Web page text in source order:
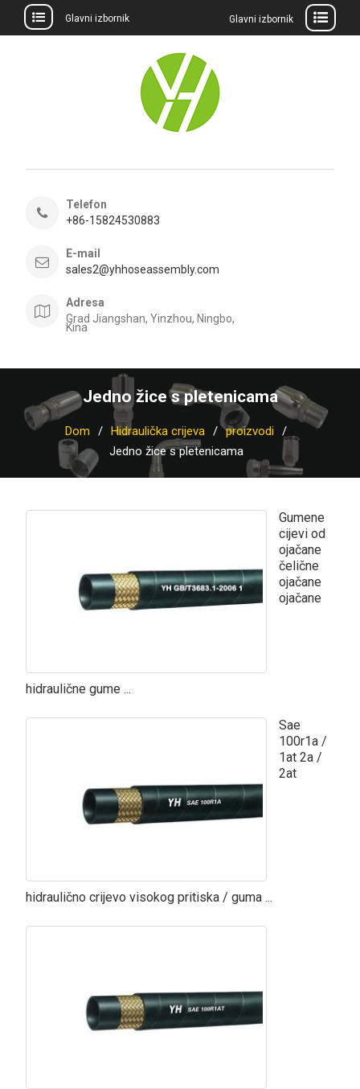
Glavni izbornik Glavni izbornik
Telefon
+86-15824530883
E-mail
sales2@yhhoseassembly.com
Adresa
Grad Jiangshan, Yinzhou, Ningbo,
Kina
Jedno žice s pletenicama
Dom Hidraulička crijeva
proizvodi
Jedno žice s pletenicama
Gumene
cijevi od
ojačane
čelične
ojačane
ojačane
hidraulične gume ...
Sae
100r1a /
1at 2a /
2at
hidraulično crijevo visokog pritiska / guma ...